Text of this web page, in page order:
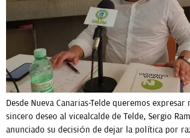
Desde Nueva Canarias-Telde queremos
sincero deseo al vicealcalde de Telde, Sergio
anunciado su decisión de dejar la política por